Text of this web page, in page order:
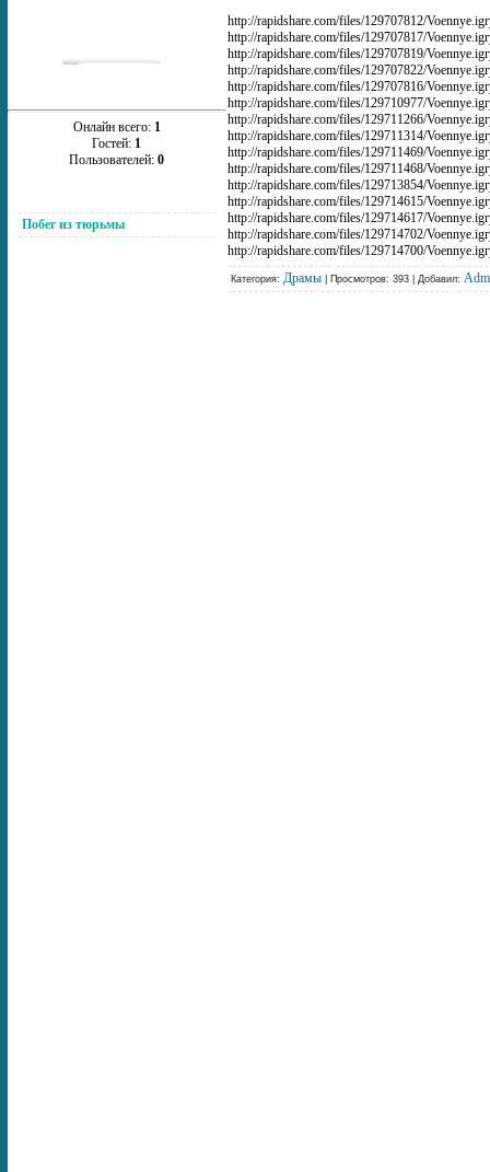
Онлайн всего: 1
Гостей: 1
Пользователей:0
Побег из тюрьмы
http://rapidshare.com/files/129707812/
http://rapidshare.com/files/129707817/
http://rapidshare.com/files/129707819/
http://rapidshare.com/files/129707822/
http://rapidshare.com/files/129707816/
http://rapidshare.com/files/129710977/
http://rapidshare.com/files/129711266/
http://rapidshare.com/files/129711314/
http://rapidshare.com/files/129711469/
http://rapidshare.com/files/129711468/
http://rapidshare.com/files/129713854/
http://rapidshare.com/files/129714615/
http://rapidshare.com/files/129714617/
http://rapidshare.com/files/129714702/
http://rapidshare.com/files/129714700/
Категория: Драмы | Просмотров: 393 | Добавил: